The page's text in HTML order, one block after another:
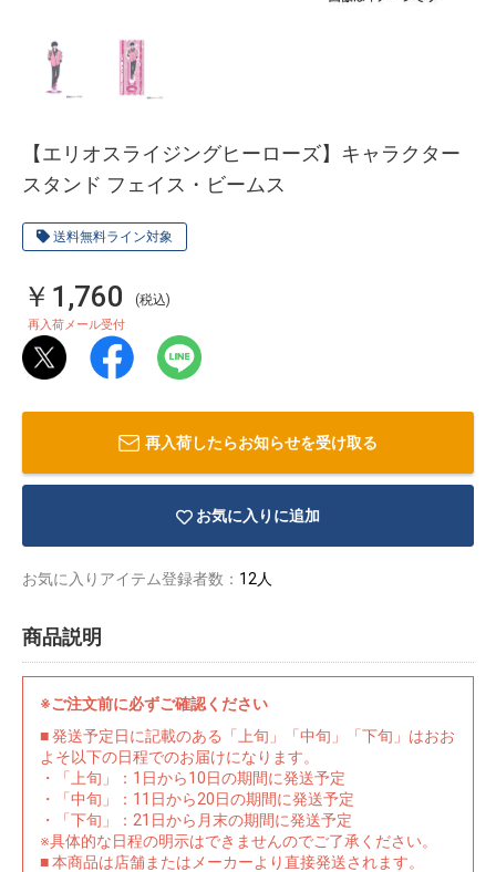
送料無料ライン対象
【エリオスライジングヒーローズ】キャラクター
スタンド フェイス・ビームス
￥1,760 (税込)
再入荷メール受付
再入荷したらお知らせを受け取る
お気に入りに追加
お気に入りアイテム登録者数： 12人
商品説明
※ご注文前に必ずご確認ください
■ 発送予定日に記載のある「上旬」「中旬」「下旬」はおお
よそ以下の日程でのお届けになります。
・「上旬」：1日から10日の期間に発送予定
・「中旬」：11日から20日の期間に発送予定
・「下旬」：21日から月末の期間に発送予定
※具体的な日程の明示はできませんのでご了承ください。
■ 本商品は店舗またはメーカーより直接発送されます。
イラストレ
ーター
アダルトグ
ッズ